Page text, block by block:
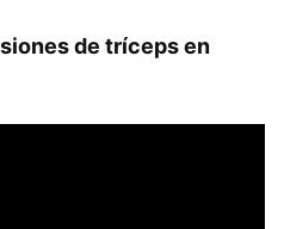
de tríceps en